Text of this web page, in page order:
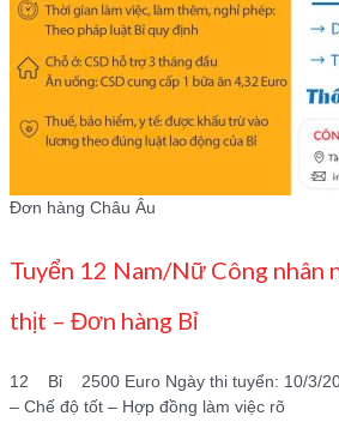
Đơn hàng Châu Âu
Tuyển 12 Nam/Nữ Công nhân
thịt – Đơn hàng Bỉ
12 Bỉ 2500 Euro Ngày thi tuyển: 10/3/
– Chế độ tốt – Hợp đồng làm việc rõ